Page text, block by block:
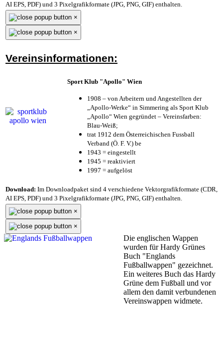
AI EPS, PDF) und 3 Pixelgrafikformate (JPG, PNG, GIF) enthalten.
×
×
Vereinsinformationen:
Sport Klub "Apollo" Wien
1908 – von Arbeitern und Angestellten der
„Apollo-Werke“ in Simmering als Sport Klub
„Apollo“ Wien gegründet – Vereinsfarben:
Blau-Weiß;
trat 1912 dem Österreichischen Fussball
Verband (Ö. F. V.) be
1943 = eingestellt
1945 = reaktiviert
1997 = aufgelöst
Download: Im Downloadpaket sind 4 verschiedene Vektorgrafikformate (CDR,
AI EPS, PDF) und 3 Pixelgrafikformate (JPG, PNG, GIF) enthalten.
×
×
Die englischen Wappen
wurden für Hardy Grünes
Buch "Englands
Fußballwappen" gezeichnet.
Ein weiteres Buch das Hardy
Grüne dem Fußball und vor
allem den damit verbundenen
Vereinswappen widmete.